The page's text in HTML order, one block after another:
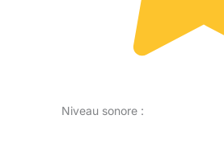
Niveau sonore :